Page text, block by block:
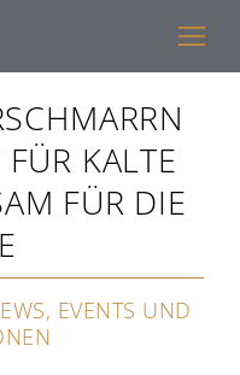
KALTE
FÜR DIE
EVENTS UND